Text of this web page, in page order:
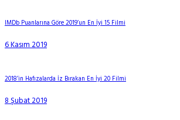
IMDb Puanlarına Göre 2019’un En İyi 15 Filmi
6 Kasım 2019
2018’in Hafızalarda İz Bırakan En İyi 20 Filmi
8 Şubat 2019